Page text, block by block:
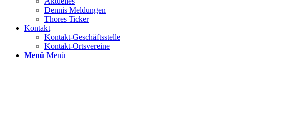
Den­nis Mel­dun­gen
Tho­res Ticker
Kon­takt
Kon­­­takt-Geschäfts­­s­tel­­le
Kon­­­takt-Orts­­ver­­ei­­ne
Menü Menü